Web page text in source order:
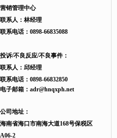
营销管理中心
联系人：林经理
联系电话： 0898-66835088
投诉/不良反应/不良事件：
联系人：邱经理
联系电话： 0898-66832850
电子邮箱： adr@hnqxph.net
公司地址：
海南省海口市南海大道168号保税区
A06-2